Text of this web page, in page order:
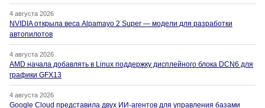
4 августа 2026
NVIDIA открыла веса Alpamayo 2 Super — модели для разработки
автопилотов
4 августа 2026
AMD начала добавлять в Linux поддержку дисплейного блока DCN6 для
графики GFX13
4 августа 2026
Google Cloud представила двух ИИ-агентов для управления базами